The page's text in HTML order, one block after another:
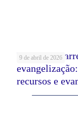
9 de abril de 2026
Eventos de
recursos e